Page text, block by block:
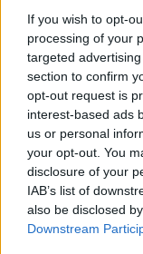
If you wish to opt-
processing of your
targeted
section to confirm
opt-out request is
interest-based ads
us or personal
your opt-out. You
disclosure of your
IAB’s list of
also be disclosed
Downstream
MM
18 éve
Ha Molnár
műsorban
hogy nem igazi,
tiszteletem az
is - bár mindkét
vesztes perek elé